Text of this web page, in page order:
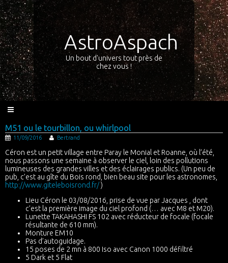
AstroAspach
Un bout d'univers tout près de
chez vous !
M51 ou le tourbillon, ou whirlpool
11/09/2016 Bertrand
Céron est un petit village entre Paray le Monial et Roanne, où l’été,
nous passons une semaine à observer le ciel, loin des pollutions
lumineuses des grandes villes et des éclairages publics. (Un peu de
pub, c’est au gîte du Bois rond, bien beau site pour les astronomes,
http://www.giteleboisrond.fr/)
Lieu Céron le 03/08/2016, prise de vue par Jacques , dont
c’est la première image du ciel profond (… avec M8 et M20).
Lunette TAKAHASHI FS 102 avec réducteur de focale (focale
résultante de 610 mm).
Monture EM10
Pas d’autoguidage.
15 poses de 2 mn à 800 Iso avec Canon 1000 défiltré
5 Dark et 5 Flat